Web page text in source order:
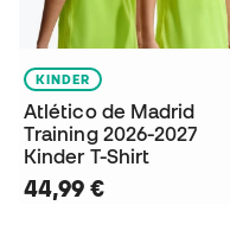
KINDER
Atlético de Madrid
Training 2026-2027
Kinder T-Shirt
44,99 €